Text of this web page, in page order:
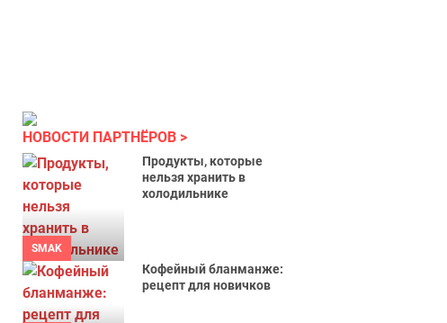
НОВОСТИ ПАРТНЁРОВ
SMAK
Продукты, которые
нельзя хранить в
холодильнике
Кофейный бланманже:
рецепт для новичков